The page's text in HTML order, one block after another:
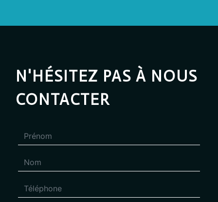
N'HÉSITEZ PAS À NOUS
CONTACTER